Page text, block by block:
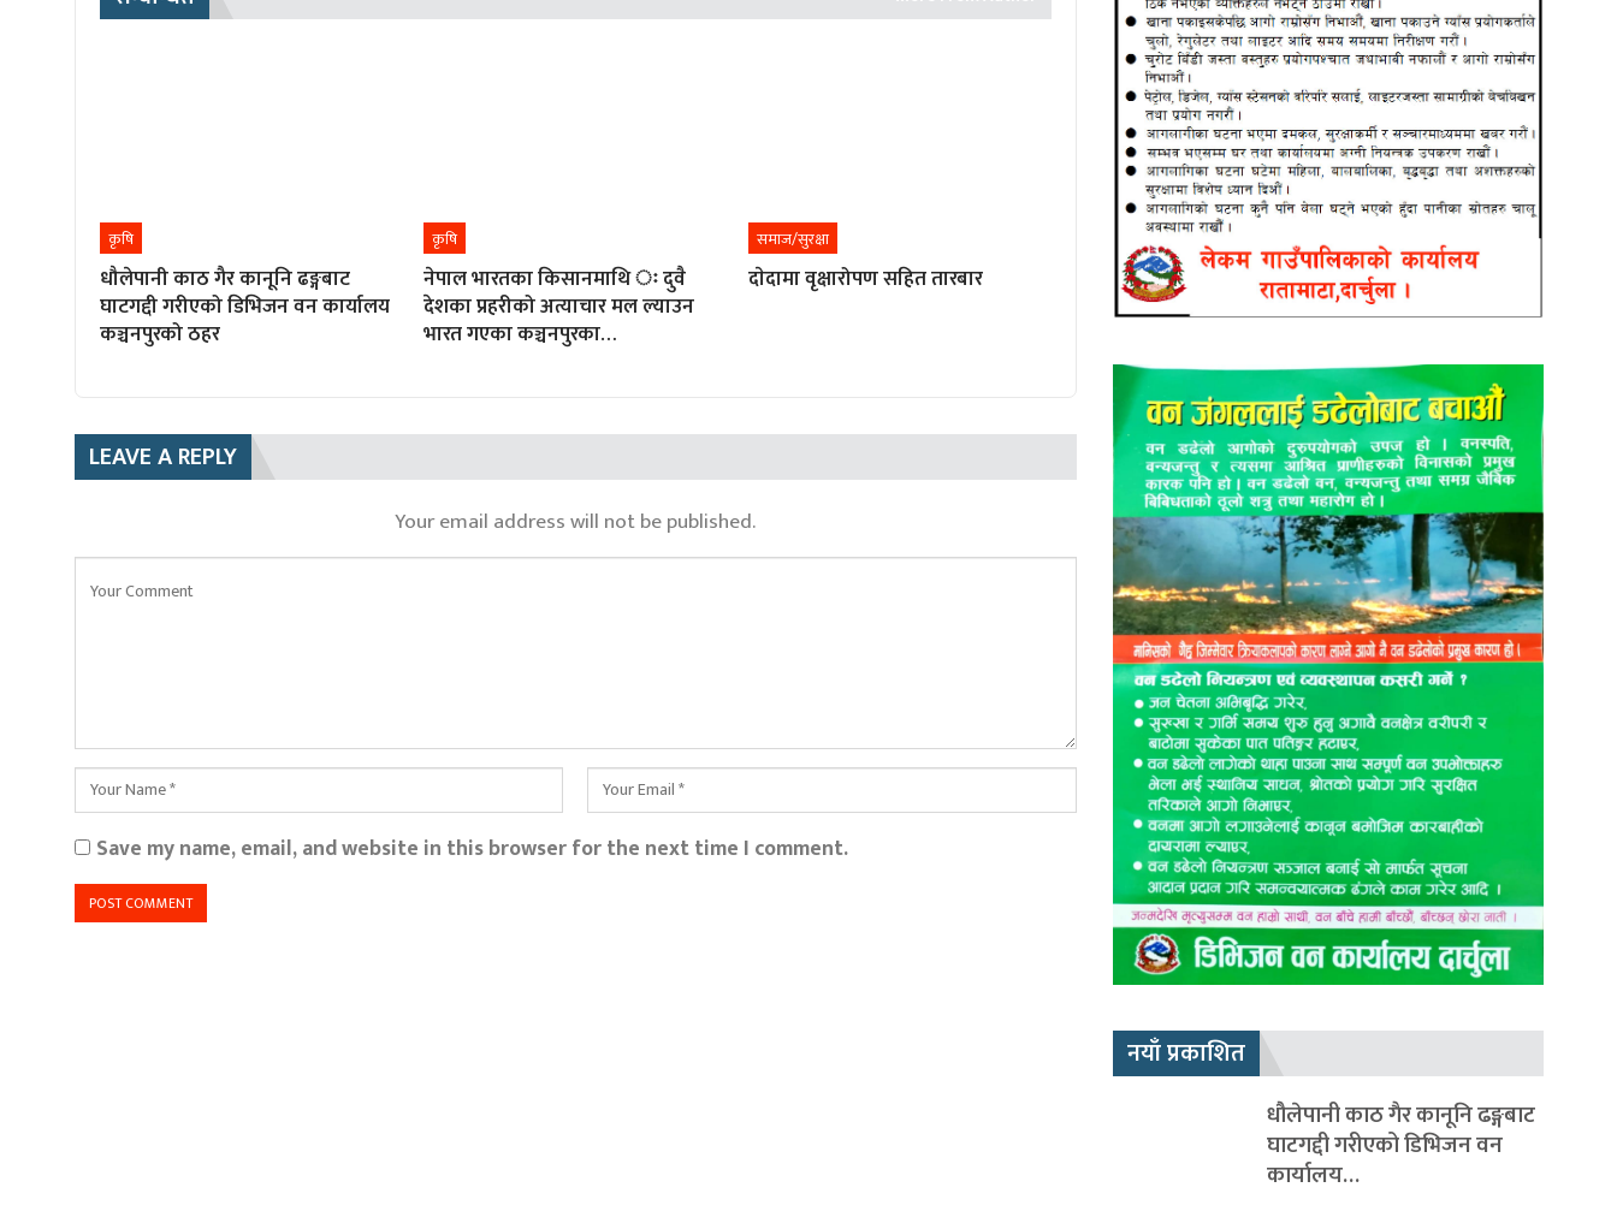
कृषि
धौलेपानी काठ गैर कानूनि ढङ्गबाट
घाटगद्दी गरीएको डिभिजन वन कार्यालय
कञ्चनपुरको ठहर
कृषि
नेपाल भारतका किसानमाथि ः दुवै
देशका प्रहरीको अत्याचार मल ल्याउन
भारत गएका कञ्चनपुरका…
समाज/सुरक्षा
दाेदामा वृक्षारोपण सहित तारबार
LEAVE A REPLY
Your email address will not be published.
Save my name, email, and website in this browser for the next time I comment.
नयाँ प्रकाशित
धौलेपानी काठ गैर कानूनि ढङ्गबाट
घाटगद्दी गरीएको डिभिजन वन
कार्यालय…